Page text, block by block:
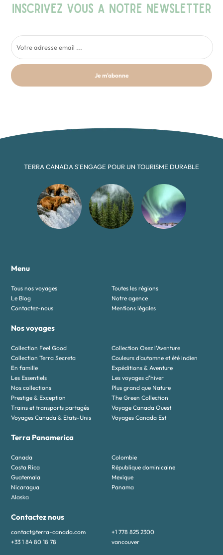
INSCRIVEZ VOUS A NOTRE NEWSLETTER
Je m'abonne
TERRA CANADA S'ENGAGE POUR UN TOURISME DURABLE
Menu
Tous nos voyages
Toutes les régions
Le Blog
Notre agence
Contactez-nous
Mentions légales
Nos voyages
Collection Feel Good
Collection Osez l'Aventure
Collection Terra Secreta
Couleurs d'automne et été indien
En famille
Expéditions & Aventure
Les Essentiels
Les voyages d'hiver
Nos collections
Plus grand que Nature
Prestige & Exception
The Green Collection
Trains et transports partagés
Voyage Canada Ouest
Voyages Canada & Etats-Unis
Voyages Canada Est
Terra Panamerica
Canada
Colombie
Costa Rica
République dominicaine
Guatemala
Mexique
Nicaragua
Panama
Alaska
Contactez nous
contact@terra-canada.com
+1 778 825 2300
+33 1 84 80 18 78
vancouver